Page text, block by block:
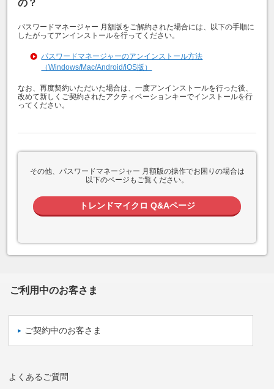
の？
パスワードマネージャー 月額版をご解約された場合には、以下の手順に
したがってアンインストールを行ってください。
パスワードマネージャーのアンインストール方法
（Windows/Mac/Android/iOS版）
なお、再度契約いただいた場合は、一度アンインストールを行った後、
改めて新しくご契約されたアクティベーションキーでインストールを行
ってください。
その他、パスワードマネージャー 月額版の操作でお困りの場合は
以下のページもご覧ください。
トレンドマイクロ Q&Aページ
ご利用中のお客さま
ご契約中のお客さま
よくあるご質問